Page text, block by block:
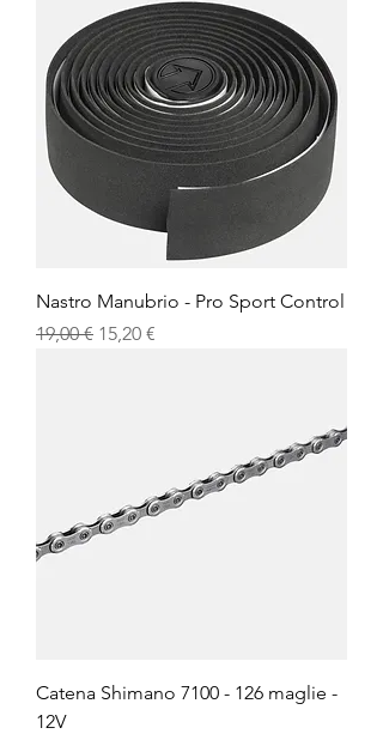
Nastro Manubrio - Pro Sport Control
Prezzo regolare
19,00 € Prezzo scontato
15,20 €
Catena Shimano 7100 - 126 maglie -
12V